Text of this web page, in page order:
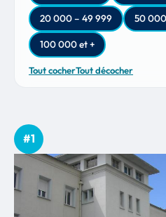
20 000 – 49 999 50
100 000 et +
Tout cocherTout décocher
#1